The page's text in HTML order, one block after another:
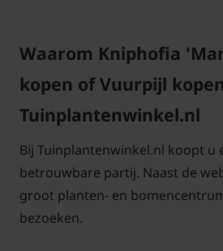
Antwoord: De bladkleur van de
Popsicle' is gewoon frisgroen
bloemkleur is wel oranje. De
70 cm en de bloei is in de periode
een pot gebruikt worden.
Waarom Kniphofia
kopen of Vuurpijl
Tuinplantenwinkel.nl
Bij Tuinplantenwinkel.nl koopt u
betrouwbare partij. Naast de
groot planten- en
bezoeken.